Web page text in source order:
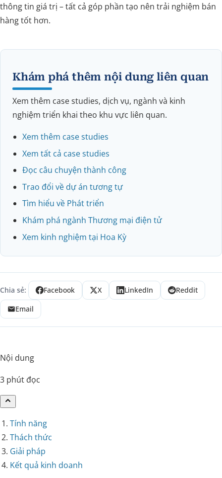
thông tin giá trị – tất cả góp phần tạo nên trải nghiệm bán
hàng tốt hơn.
Khám phá thêm nội dung liên quan
Xem thêm case studies, dịch vụ, ngành và kinh
nghiệm triển khai theo khu vực liên quan.
Xem thêm case studies
Xem tất cả case studies
Đọc câu chuyện thành công
Trao đổi về dự án tương tự
Tìm hiểu về Phát triển
Khám phá ngành Thương mại điện tử
Xem kinh nghiệm tại Hoa Kỳ
Chia sẻ: Facebook X LinkedIn
Reddit
Email
Nội dung
3 phút đọc
Tính năng
Thách thức
Giải pháp
Kết quả kinh doanh